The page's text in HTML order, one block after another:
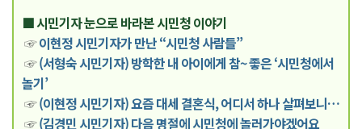
■ 시민기자 눈으로 바라본 시민청 이야기
☞이현정 시민기자가 만난 “시민청 사람들”
☞(서형숙 시민기자) 방학한 내 아이에게 참~ 좋은 ‘시민청에서
놀기’
☞(이현정 시민기자) 요즘 대세 결혼식, 어디서 하나 살펴보니…
☞(김경민 시민기자) 다음 명절에 시민청에 놀러가야겠어요